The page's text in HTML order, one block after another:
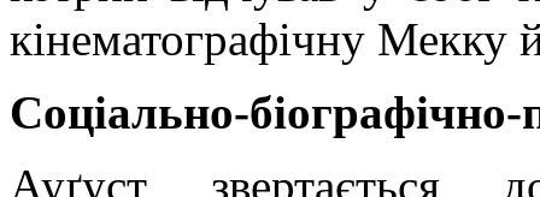
кінематографічну Мекку
Соціально-біографічно-
Ауґуст звертається